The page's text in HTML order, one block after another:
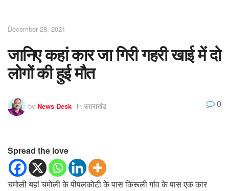
December 28, 2021
जानिए कहां कार जा गिरी गहरी खाई में दो
लोगों की हुई मौत
by News Desk in उत्तराखंड 0
Spread the love
चमोली यहां चमोली के पीपलकोटी के पास किरूली गांव के पास एक कार